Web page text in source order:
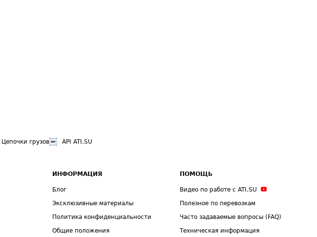
Цепочки грузов API ATI.SU
ИНФОРМАЦИЯ
Блог
Эксклюзивные материалы
Политика конфиденциальности
Общие положения
ПОМОЩЬ
Видео по работе с ATI.SU
Полезное по перевозкам
Часто задаваемые вопросы (FAQ)
Техническая информация